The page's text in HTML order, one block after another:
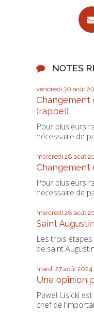
NOTES
vendredi 30 août
Changement
(rappel)
Pour plusieurs
nécessaire de
mercredi 28 août
Changement
Pour plusieurs
nécessaire de
mercredi 28 août
Saint Augustin
Les trois
de saint
mardi 27 août 2024
Une opinion
Paweł Lisicki
chef de